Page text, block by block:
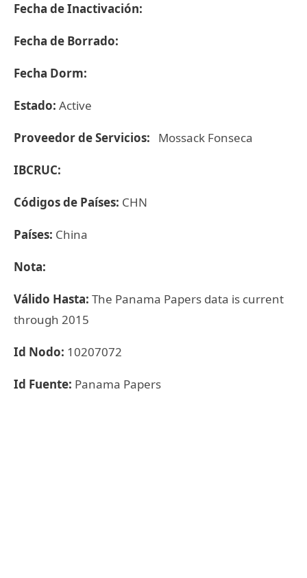
Fecha de Inactivación:
Fecha de Borrado:
Fecha Dorm:
Estado: Active
Proveedor de Servicios: Mossack Fonseca
IBCRUC:
Códigos de Países: CHN
Países: China
Nota:
Válido Hasta: The Panama Papers data is current
through 2015
Id Nodo: 10207072
Id Fuente: Panama Papers